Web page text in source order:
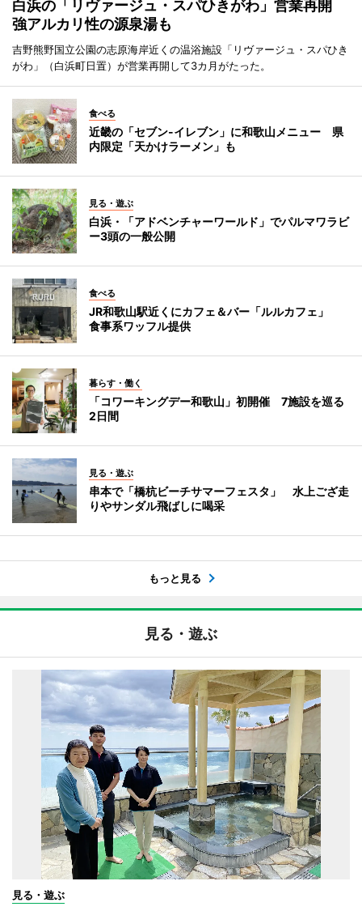
白浜の「リヴァージュ・スパひきがわ」営業再開
強アルカリ性の源泉湯も
吉野熊野国立公園の志原海岸近くの温浴施設「リヴァージュ・スパひき
がわ」（白浜町日置）が営業再開して3カ月がたった。
食べる
近畿の「セブン-イレブン」に和歌山メニュー 県
内限定「天かけラーメン」も
見る・遊ぶ
白浜・「アドベンチャーワールド」でパルマワラビ
ー3頭の一般公開
食べる
JR和歌山駅近くにカフェ＆バー「ルルカフェ」
食事系ワッフル提供
暮らす・働く
「コワーキングデー和歌山」初開催 7施設を巡る
2日間
見る・遊ぶ
串本で「橋杭ビーチサマーフェスタ」 水上ござ走
りやサンダル飛ばしに喝采
もっと見る
見る・遊ぶ
見る・遊ぶ